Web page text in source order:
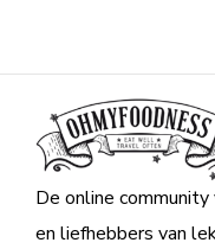
De online
en liefhebbers van